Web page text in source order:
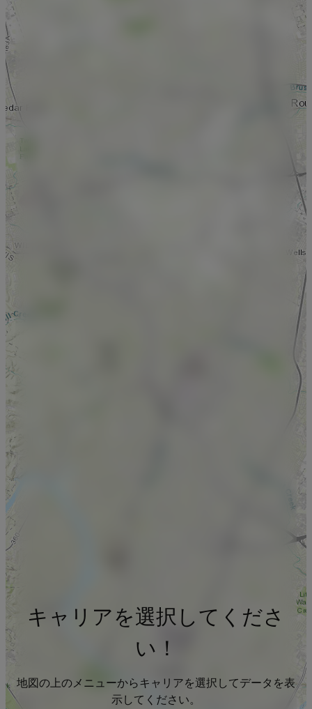
キャリアを選択してくださ
い！
地図の上のメニューからキャリアを選択してデータを表
示してください。